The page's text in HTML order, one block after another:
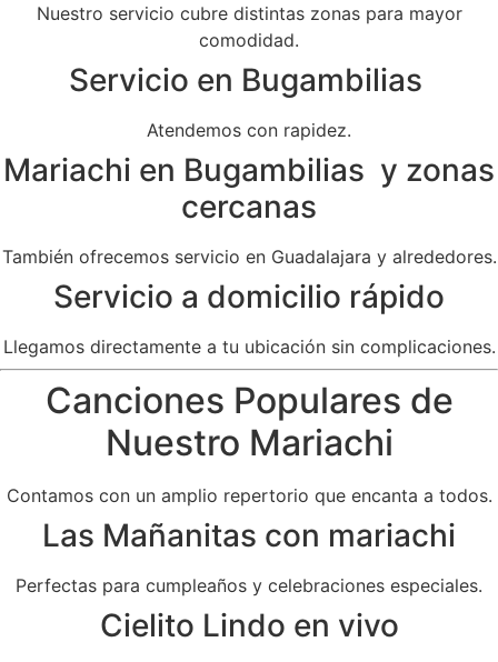
Nuestro servicio cubre distintas zonas para mayor
comodidad.
Servicio en Bugambilias
Atendemos con rapidez.
Mariachi en Bugambilias y zonas
cercanas
También ofrecemos servicio en Guadalajara y alrededores.
Servicio a domicilio rápido
Llegamos directamente a tu ubicación sin complicaciones.
Canciones Populares de
Nuestro Mariachi
Contamos con un amplio repertorio que encanta a todos.
Las Mañanitas con mariachi
Perfectas para cumpleaños y celebraciones especiales.
Cielito Lindo en vivo